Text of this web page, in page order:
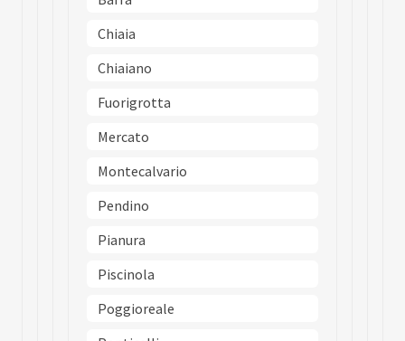
Chiaia
Chiaiano
Fuorigrotta
Mercato
Montecalvario
Pendino
Pianura
Piscinola
Poggioreale